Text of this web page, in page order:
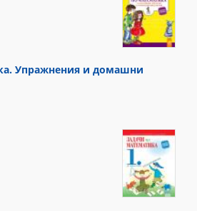
Упражнения и домашни